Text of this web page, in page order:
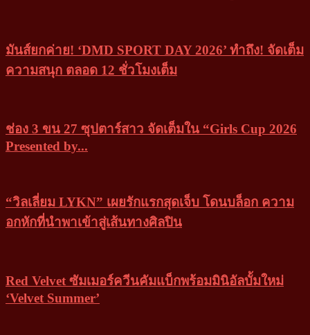
มันส์ยกค่าย! ‘DMD SPORT DAY 2026’ ทำถึง! จัดเต็ม
ความสนุก ตลอด 12 ชั่วโมงเต็ม
ช่อง 3 ขน 27 ซุปตาร์สาว จัดเต็มใน “Girls Cup 2026
Presented by...
“วิลเลี่ยม LYKN” เผยรักแรกสุดเจ็บ โดนบล็อก ความ
อกหักที่นำพาเข้าสู่เส้นทางศิลปิน
Red Velvet ซัมเมอร์ควีนคัมแบ็กพร้อมมินิอัลบั้มใหม่
‘Velvet Summer’